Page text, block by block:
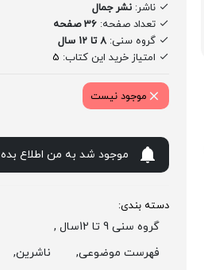
ناشر: نشر جمال
تعداد صفحه: 36 صفحه
گروه سنی: 8 تا 12 سال
امتیاز خرید این کتاب: 5
موجود نیست
موجود شد به من اطلاع بده
دسته بندی:
گروه سنی 9 تا 12سال ,
فهرست موضوعی,
ناشرین,